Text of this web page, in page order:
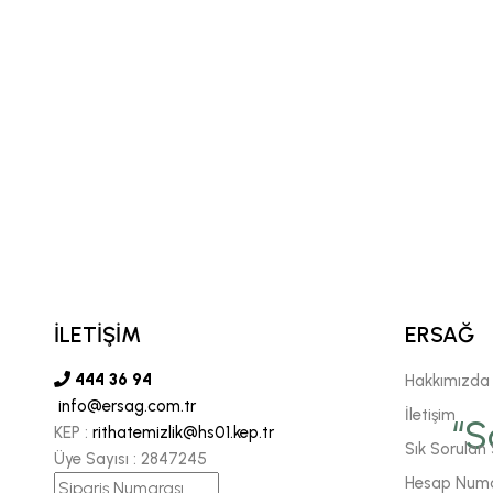
şirketimiz Ersağ' a
inancımızı
İLETİŞİM
444 36 94
info@ersag.com.tr
KEP : rithatemizlik@hs01.kep.tr
Üye Sayısı : 2847245
ERSAĞ
Hakkımızda
İletişim
Sık
Hesap